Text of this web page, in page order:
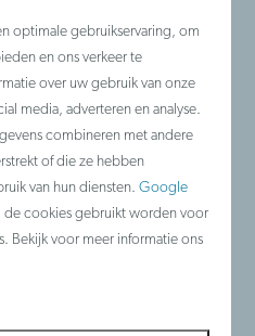
De Lenspolder
kunnen kinderen in
met het echte
optimale gebruikservaring, om
en ons verkeer te
over uw gebruik van onze
media, adverteren en analyse.
combineren met andere
of die ze hebben
van hun diensten.Google
de cookies gebruikt worden voor
Bekijk voor meer informatie ons